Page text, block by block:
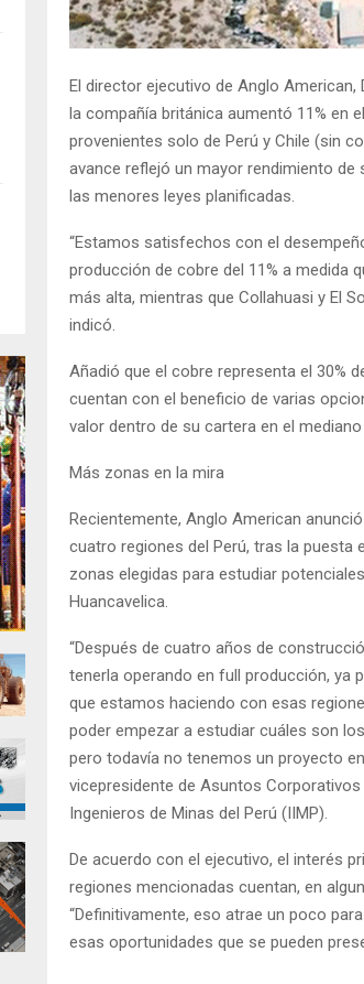
El director ejecutivo de Anglo
la compañía británica aumentó 11% en
provenientes solo de Perú y Chile (sin
avance reflejó un mayor rendimiento de
las menores leyes planificadas.
“Estamos satisfechos con el
producción de cobre del 11% a medida
más alta, mientras que Collahuasi y El
indicó.
Añadió que el cobre representa el 30%
cuentan con el beneficio de varias
valor dentro de su cartera en el
Más zonas en la mira
Recientemente, Anglo American
cuatro regiones del Perú, tras la puesta
zonas elegidas para estudiar
Huancavelica.
“Después de cuatro años de
tenerla operando en full producción, ya
que estamos haciendo con esas
poder empezar a estudiar cuáles son
pero todavía no tenemos un proyecto
vicepresidente de Asuntos
Ingenieros de Minas del Perú (IIMP).
De acuerdo con el ejecutivo, el interés
regiones mencionadas cuentan, en
“Definitivamente, eso atrae un poco
esas oportunidades que se pueden